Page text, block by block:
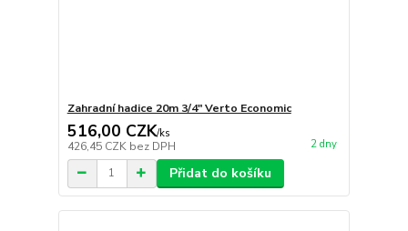
Zahradní hadice 20m 3/4" Verto Economic
516,00 CZK/ks
426,45 CZK bez DPH 2 dny
Přidat do košíku